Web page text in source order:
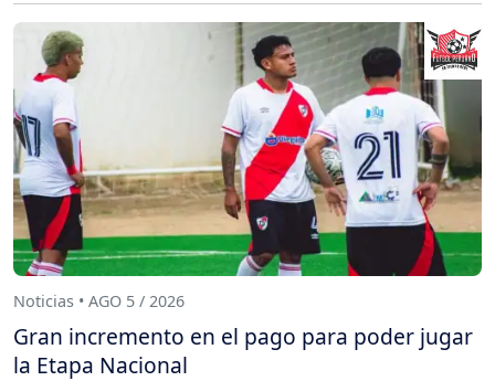
Noticias • AGO 5 / 2026
Gran incremento en el pago para poder jugar
la Etapa Nacional